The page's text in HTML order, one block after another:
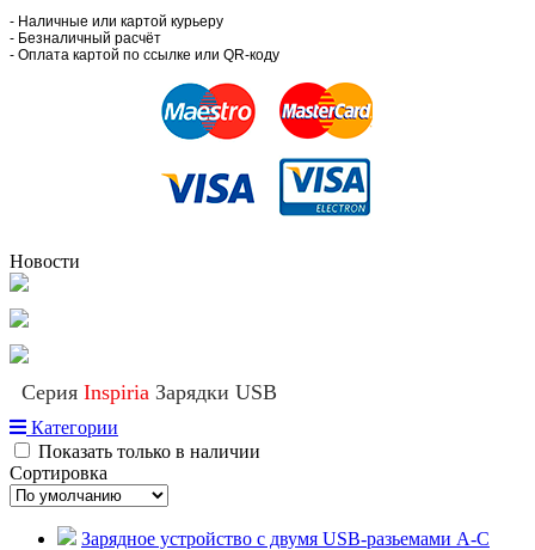
- Наличные или картой курьеру
- Безналичный расчёт
- Оплата картой по ссылке или QR-коду
Новости
Серия Inspiria Зарядки USB
Категории
Показать только в наличии
Сортировка
Зарядное устройство с двумя USB-разьемами A-C